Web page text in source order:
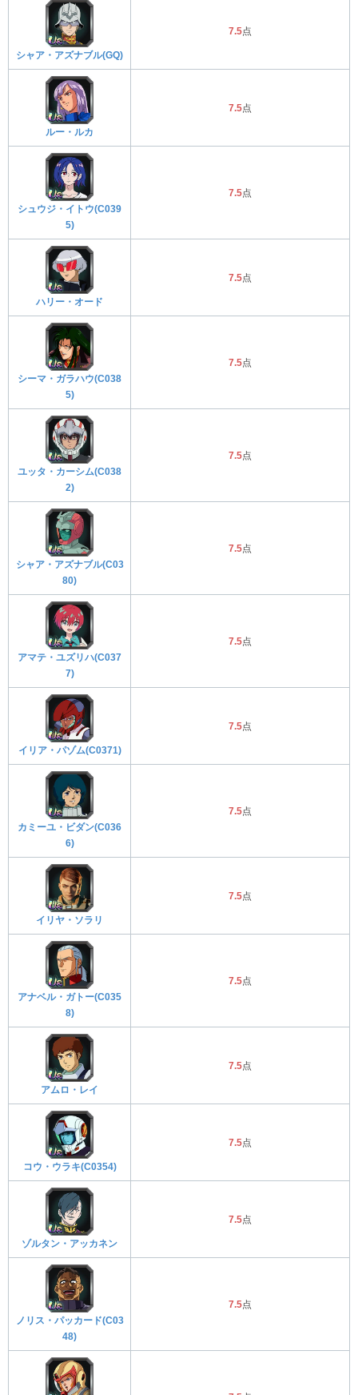
シャア・アズナブル(GQ)
7.5点
ルー・ルカ
7.5点
シュウジ・イトウ(C039
5)
7.5点
ハリー・オード
7.5点
シーマ・ガラハウ(C038
5)
7.5点
ユッタ・カーシム(C038
2)
7.5点
シャア・アズナブル(C03
80)
7.5点
アマテ・ユズリハ(C037
7)
7.5点
イリア・パゾム(C0371)
7.5点
カミーユ・ビダン(C036
6)
7.5点
イリヤ・ソラリ
7.5点
アナベル・ガトー(C035
8)
7.5点
アムロ・レイ
7.5点
コウ・ウラキ(C0354)
7.5点
ゾルタン・アッカネン
7.5点
ノリス・パッカード(C03
48)
7.5点